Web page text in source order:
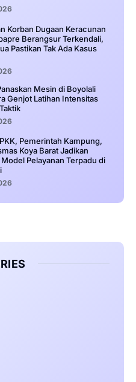
Korban Dugaan Keracunan
Berangsur Terkendali,
Pastikan Tak Ada Kasus
Mesin di Boyolali
Genjot Latihan Intensitas
Pemerintah Kampung,
Koya Barat Jadikan
Pelayanan Terpadu di